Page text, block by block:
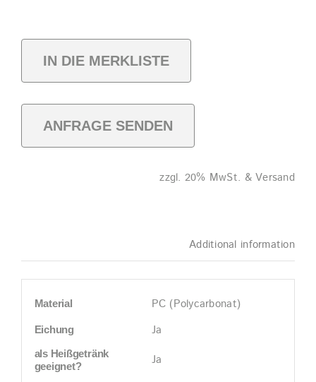
IN DIE MERKLISTE
ANFRAGE SENDEN
zzgl. 20% MwSt. & Versand
Additional information
Material PC (Polycarbonat)
Eichung Ja
als Heißgetränk
geeignet?
Ja